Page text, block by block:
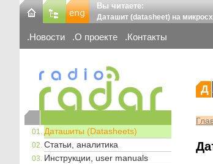
Вы читаете:
Даташит (datasheet) на
Новости О проекте Контакты
Даташиты (Datasheets)
Статьи, аналитика
Инструкции, user manuals